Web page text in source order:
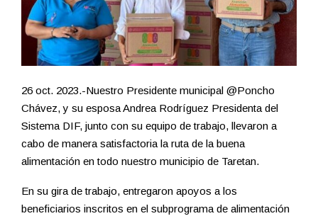
26 oct. 2023.-Nuestro Presidente municipal @Poncho
Chávez, y su esposa Andrea Rodríguez Presidenta del
Sistema DIF, junto con su equipo de trabajo, llevaron a
cabo de manera satisfactoria la ruta de la buena
alimentación en todo nuestro municipio de Taretan.
En su gira de trabajo, entregaron apoyos a los
beneficiarios inscritos en el subprograma de alimentación